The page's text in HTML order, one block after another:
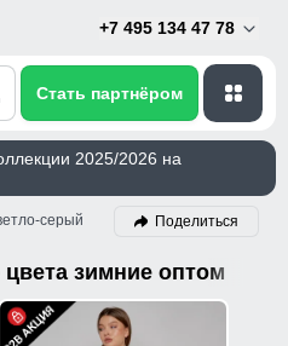
+7 495 134 47 78
Стать партнёром
2025/2026 на
серый Поделиться
зимние оптом